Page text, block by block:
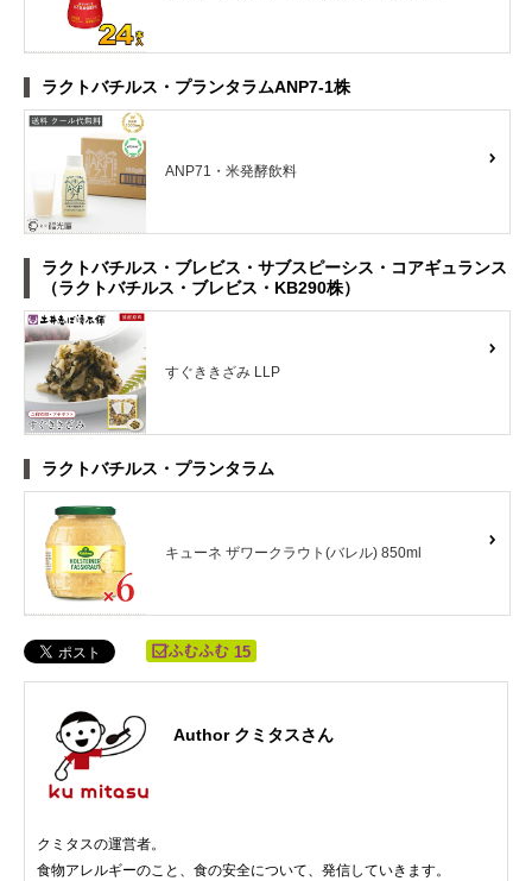
ラクトバチルス・プランタラムANP7-1株
ANP71・米発酵飲料
ラクトバチルス・ブレビス・サブスピーシス・コアギュランス
（ラクトバチルス・ブレビス・KB290株）
すぐききざみ LLP
ラクトバチルス・プランタラム
キューネ ザワークラウト(バレル) 850ml
15
Author クミタスさん
クミタスの運営者。
食物アレルギーのこと、食の安全について、発信していきます。